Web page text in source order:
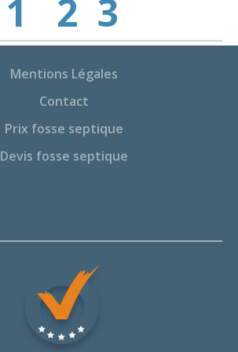
1 2 3
Mentions Légales
Contact
Prix fosse septique
Devis fosse septique